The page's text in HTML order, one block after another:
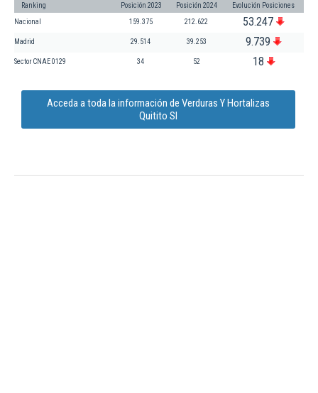
Ranking Posición 2023 Posición 2024 Evolución Posiciones
Nacional 159.375 212.622 53.247
Madrid 29.514 39.253 9.739
Sector CNAE 0129 34 52 18
Acceda a toda la información de Verduras Y Hortalizas
Quitito Sl